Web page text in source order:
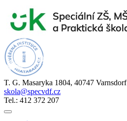
T. G. Masaryka 1804, 40747 Varnsdorf
skola@specvdf.cz
Tel.: 412 372 207